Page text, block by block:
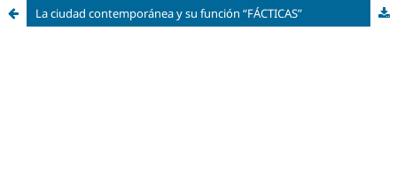
La ciudad contemporánea y su función “FÁCTICAS”